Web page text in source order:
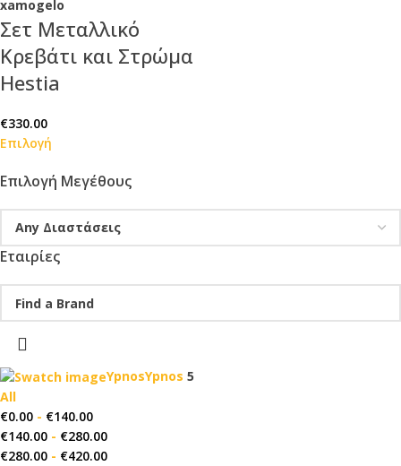
Επιλογή Μεγέθους
Εταιρίες
YpnosYpnos 5
All
€0.00 - €140.00
€140.00 - €280.00
€280.00 - €420.00
Σετ Μεταλλικό
Κρεβάτι και Στρώμα
Hestia
€330.00
Επιλογή